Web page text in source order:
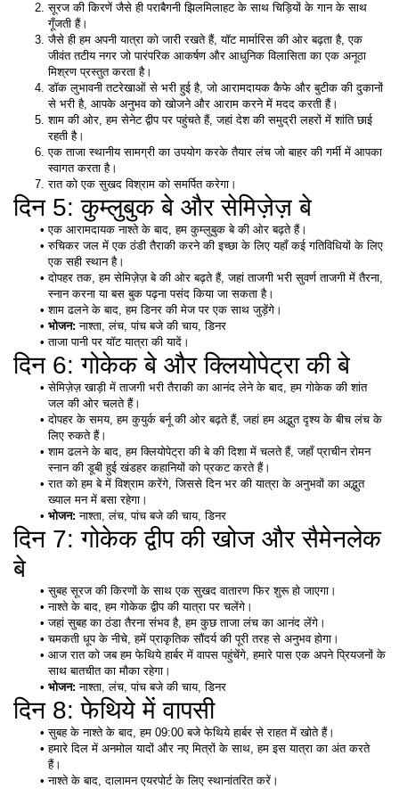
सूरज की किरणें जैसे ही पराबैगनी झिलमिलाहट के साथ चिड़ियों के गान के साथ
गूँजती हैं।
जैसे ही हम अपनी यात्रा को जारी रखते हैं, यॉट मार्मारिस की ओर बढ़ता है, एक
जीवंत तटीय नगर जो पारंपरिक आकर्षण और आधुनिक विलासिता का एक अनूठा
मिश्रण प्रस्तुत करता है।
डॉक लुभावनी तटरेखाओं से भरी हुई है, जो आरामदायक कैफे और बुटीक की दुकानों
से भरी है, आपके अनुभव को खोजने और आराम करने में मदद करती हैं।
शाम की ओर, हम सेनेट द्वीप पर पहुंचते हैं, जहां देश की समुद्री लहरों में शांति छाई
रहती है।
एक ताजा स्थानीय सामग्री का उपयोग करके तैयार लंच जो बाहर की गर्मी में आपका
स्वागत करता है।
रात को एक सुखद विश्राम को समर्पित करेगा।
दिन 5: कुम्लुबुक बे और सेमिज़ेज़ बे
एक आरामदायक नाश्ते के बाद, हम कुम्लुबुक बे की ओर बढ़ते हैं।
रुचिकर जल में एक ठंडी तैराकी करने की इच्छा के लिए यहाँ कई गतिविधियों के लिए
एक सही स्थान है।
दोपहर तक, हम सेमिज़ेज़ बे की ओर बढ़ते हैं, जहां ताजगी भरी सुवर्ण ताजगी में तैरना,
स्नान करना या बस बुक पढ़ना पसंद किया जा सकता है।
शाम ढलने के बाद, हम डिनर की मेज पर एक साथ जुड़ेंगे।
भोजन: नाश्ता, लंच, पांच बजे की चाय, डिनर
ताजा पानी पर यॉट यात्रा की यादें।
दिन 6: गोकेक बे और क्लियोपेट्रा की बे
सेमिज़ेज़ खाड़ी में ताजगी भरी तैराकी का आनंद लेने के बाद, हम गोकेक की शांत
जल की ओर चलते हैं।
दोपहर के समय, हम कुयुर्क बर्नू की ओर बढ़ते हैं, जहां हम अद्भुत दृश्य के बीच लंच के
लिए रुकते हैं।
शाम ढलने के बाद, हम क्लियोपेट्रा की बे की दिशा में चलते हैं, जहाँ प्राचीन रोमन
स्नान की डूबी हुई खंडहर कहानियों को प्रकट करते हैं।
रात को हम बे में विश्राम करेंगे, जिससे दिन भर की यात्रा के अनुभवों का अद्भुत
ख्याल मन में बसा रहेगा।
भोजन: नाश्ता, लंच, पांच बजे की चाय, डिनर
दिन 7: गोकेक द्वीप की खोज और सैमेनलेक
बे
सुबह सूरज की किरणों के साथ एक सुखद वातारण फिर शुरू हो जाएगा।
नाश्ते के बाद, हम गोकेक द्वीप की यात्रा पर चलेंगे।
जहां सुबह का ठंडा तैरना संभव है, हम कुछ ताजा लंच का आनंद लेंगे।
चमकती धूप के नीचे, हमें प्राकृतिक सौंदर्य की पूरी तरह से अनुभव होगा।
आज रात को जब हम फेथिये हार्बर में वापस पहुंचेंगे, हमारे पास एक अपने प्रियजनों के
साथ बातचीत का मौका रहेगा।
भोजन: नाश्ता, लंच, पांच बजे की चाय, डिनर
दिन 8: फेथिये में वापसी
सुबह के नाश्ते के बाद, हम 09:00 बजे फेथिये हार्बर से राहत में खोते हैं।
हमारे दिल में अनमोल यादों और नए मित्रों के साथ, हम इस यात्रा का अंत करते
हैं।
नाश्ते के बाद, दालामन एयरपोर्ट के लिए स्थानांतरित करें।